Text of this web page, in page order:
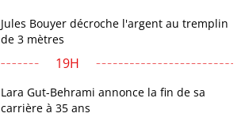
Jules Bouyer décroche l'argent au tremplin
de 3 mètres
19H
Lara Gut-Behrami annonce la fin de sa
carrière à 35 ans